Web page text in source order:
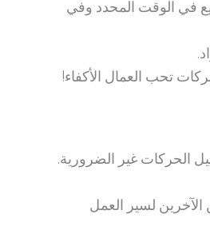
في الوقت المحدد وفي
تحب العمال الأكفاء!
الحركات غير الضرورية.
الآخرين لسير العمل